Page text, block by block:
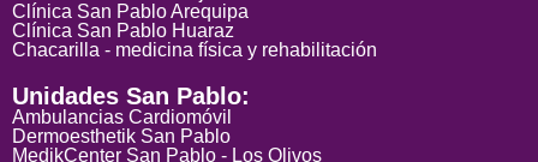
Clínica San Pablo Arequipa
Clínica San Pablo Huaraz
Chacarilla - medicina física y rehabilitación
Unidades San Pablo:
Ambulancias Cardiomóvil
Dermoesthetik San Pablo
MedikCenter San Pablo - Los Olivos